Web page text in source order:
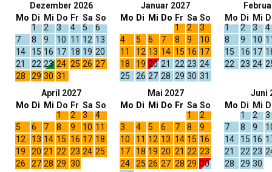
Dezember 2026
Mo Di
1
Mi
2
Do
3
Fr
4
Sa
5
So
6
7
8 9 10 11 12 13
14
15 16 17 18 19 20
21
22 23 24 25 26 27
28
29 30 31
Januar 2027
Mo Di Mi Do Fr
1
Sa
2
So
3
4
5 6 7 8 9
10
11
12 13 14 15 16 17
18
19 20 21 22 23 24
25
26 27 28 29 30 31
Mo
1
Di
2
Mi
3
4
8
9 10
15
16 17
22
23 24
April 2027
Mo Di Mi Do
1
Fr
2
Sa
3
So
4
5
6 7 8 9 10 11
12
13 14 15 16 17 18
19
20 21 22 23 24 25
26
27 28 29 30
Mai 2027
Mo Di Mi Do Fr Sa
1
So
2
3
4 5 6 7 8
9
10
11 12 13 14 15 16
17
18 19 20 21 22 23
24
25 26 27 28 29 30
Juni
Mo Di
1
Mi
2
3
7
8 9
14
15 16
21
22 23
28
29 30